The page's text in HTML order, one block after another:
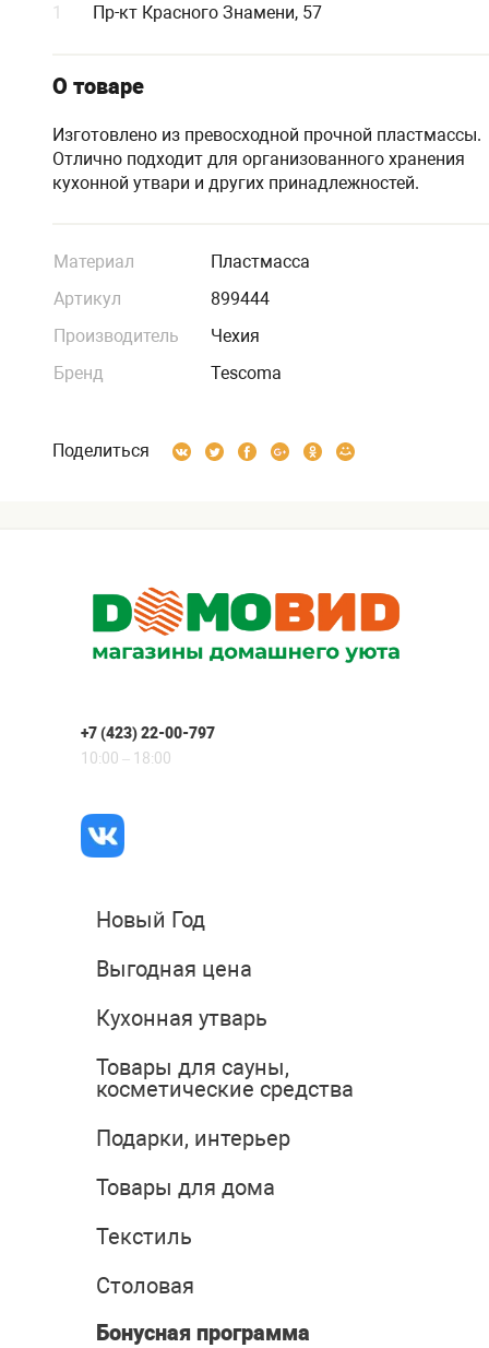
1
Пр-кт Красного Знамени, 57
О товаре
Изготовлено из превосходной прочной пластмассы.
Отлично подходит для организованного хранения
кухонной утвари и других принадлежностей.
Материал
Пластмасса
Артикул
899444
Производитель
Чехия
Бренд
Tescoma
Поделиться
+7 (423) 22-00-797
10:00 – 18:00
Новый Год
Выгодная цена
Кухонная утварь
Товары для сауны,
косметические средства
Подарки, интерьер
Товары для дома
Текстиль
Столовая
Бонусная программа